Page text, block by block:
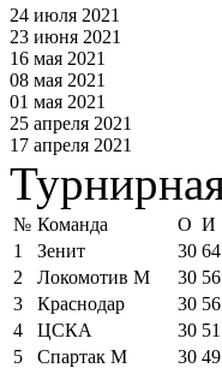
24 июля 2021
23 июня 2021
16 мая 2021
08 мая 2021
01 мая 2021
25 апреля 2021
17 апреля 2021
№ Команда О И
1
Зенит 30 64
2
Локомотив М 30 56
3
Краснодар 30 56
4
ЦСКА 30 51
5
Спартак М 30 49